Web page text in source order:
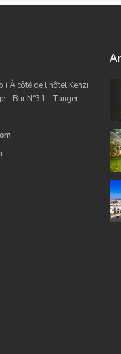
( À côté de l'hôtel Kenzi
- Bur N°31 - Tanger